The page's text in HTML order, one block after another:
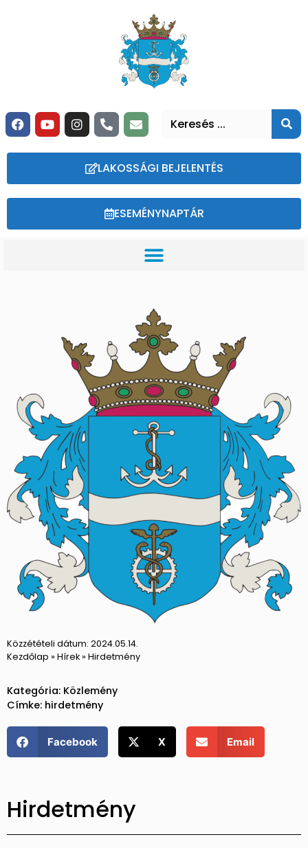
LAKOSSÁGI BEJELENTÉS
ESEMÉNYNAPTÁR
Közzétételi dátum: 2024.05.14.
Kezdőlap » Hírek» Hirdetmény
Kategória: Közlemény
Címke: hirdetmény
Facebook X Email
Hirdetmény